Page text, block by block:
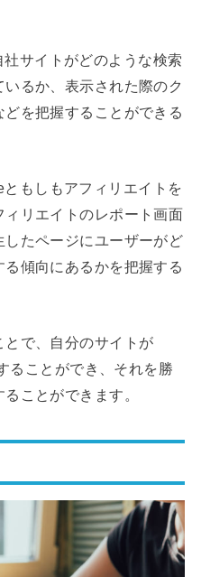
サイトがどのような検索
るか、表示された際のク
を把握することができる
もしもアフィリエイトを
リエイトのレポート画面
たページにユーザーがど
傾向にあるかを把握する
で、自分のサイトが
ることができ、それを勝
ことができます。